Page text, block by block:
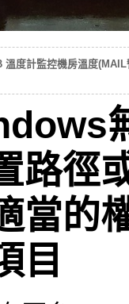
溫度計監控機房溫度(MAIL
路徑
當的
目